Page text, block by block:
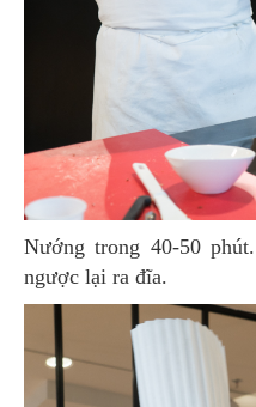
Nướng trong 40-50 phút. Sau đó, lấy ra và úp bánh
ngược lại ra đĩa.